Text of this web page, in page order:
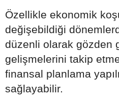
Özellikle ekonomik
değişebildiği
düzenli olarak gözden
gelişmelerini takip
finansal planlama
sağlayabilir.